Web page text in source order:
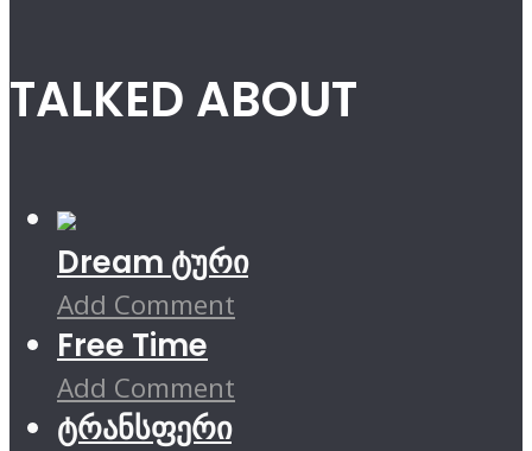
TALKED ABOUT
Dream ტური
Add Comment
Free Time
Add Comment
ტრანსფერი